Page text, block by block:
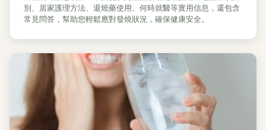
別、居家護理方法、退燒藥使用、何時就醫等實用信息，還包含
常見問答，幫助您輕鬆應對發燒狀況，確保健康安全。